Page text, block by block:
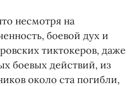
несмотря на
боевой дух и
тиктокеров, даже
боевых действий, из
около ста погибли,